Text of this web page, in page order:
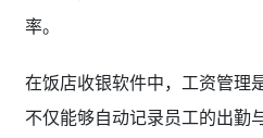
率。
在饭店收银软件中，工资管理
不仅能够自动记录员工的出勤